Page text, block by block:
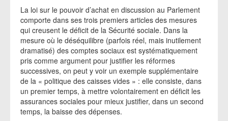
La loi sur le pouvoir d’achat en discussion au Parlement
comporte dans ses trois premiers articles des mesures
qui creusent le déficit de la Sécurité sociale. Dans la
mesure où le déséquilibre (parfois réel, mais inutilement
dramatisé) des comptes sociaux est systématiquement
pris comme argument pour justifier les réformes
successives, on peut y voir un exemple supplémentaire
de la « politique des caisses vides » : elle consiste, dans
un premier temps, à mettre volontairement en déficit les
assurances sociales pour mieux justifier, dans un second
temps, la baisse des dépenses.